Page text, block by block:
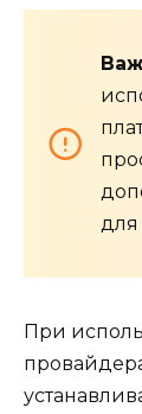
для
При